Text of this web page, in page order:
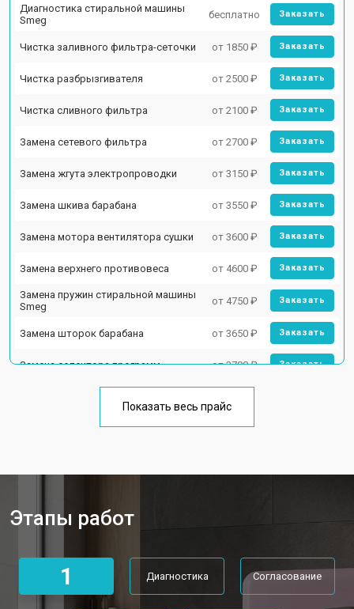
Диагностика стиральной машины
Smeg
бесплатно Заказать
Чистка заливного фильтра-сеточки от 1850 ₽ Заказать
Чистка разбрызгивателя от 2500 ₽ Заказать
Чистка сливного фильтра от 2100 ₽ Заказать
Замена сетевого фильтра от 2700 ₽ Заказать
Замена жгута электропроводки от 3150 ₽ Заказать
Замена шкива барабана от 3550 ₽ Заказать
Замена мотора вентилятора сушки от 3600 ₽ Заказать
Замена верхнего противовеса от 4600 ₽ Заказать
Замена пружин стиральной машины
Smeg
от 4750 ₽ Заказать
Замена шторок барабана от 3650 ₽ Заказать
Замена селектора программ от 3700 ₽ Заказать
Замена опоры бака от 2800 ₽
Замена дозатора моющих средств
Ремонт или замена патрубка от 3250 ₽ Заказать
Ремонт платы управления
(восстановление)
Показать весь прайс
Этапы работ
1 Диагностика Согласование